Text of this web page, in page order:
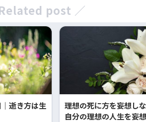
post ／
逝き方は生
理想の死に方を妄想し
自分の理想の人生を妄